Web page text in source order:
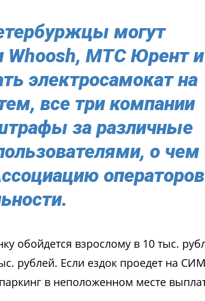
могут
Whoosh, МТС Юрент и
электросамокат на
все три компании
за различные
о чем
операторов
обойдется взрослому в 10 тыс.
рублей. Если ездок проедет на
в неположенном месте